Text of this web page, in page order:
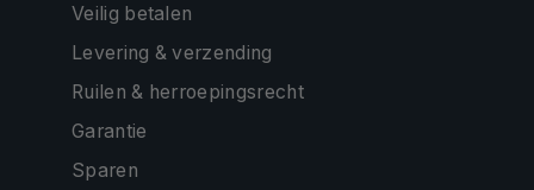
Veilig betalen
Levering & verzending
Ruilen & herroepingsrecht
Garantie
Sparen